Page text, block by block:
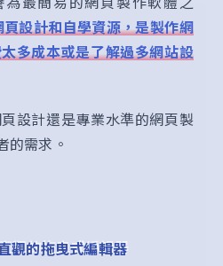
設計和自學資源，是製作網
多成本或是了解過多網站設
設計還是專業水準的網頁製
的需求。
觀的拖曳式編輯器